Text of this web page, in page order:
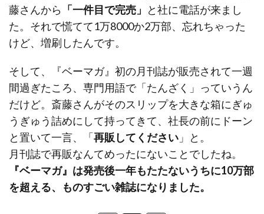
藤さんから 「一件目で完売」 と社に電話が来まし
た。それで慌てて1万8000か2万部、忘れちゃった
けど、増刷したんです。
そして、『ベーマガ』初の月刊誌が販売されて一週
間過ぎたころ、専門用語で「たんざく」っていうん
だけど。斎藤さんがそのスリップを大きな箱にぎゅ
うぎゅう詰めにして持ってきて、社長の前にドーン
と置いて一言、「再販してください 」と。
月刊誌で再販なんてめったにないことでしたね。
『ベーマガ』は発売後一年もたたないうちに10万部
を超える、ものすごい雑誌になりました。